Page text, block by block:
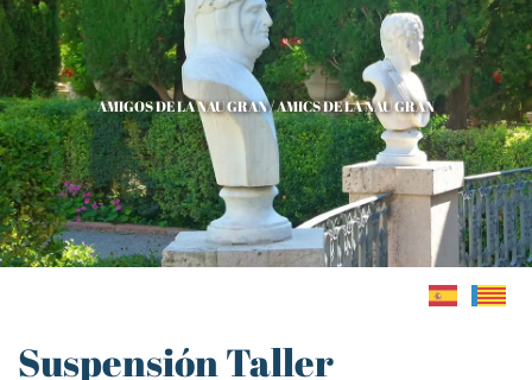
AMIGOS DE LA NAU GRAN / AMICS DE LA NAU GRAN
Suspensión Taller